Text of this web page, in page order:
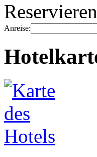
Reservieren
Anreise: